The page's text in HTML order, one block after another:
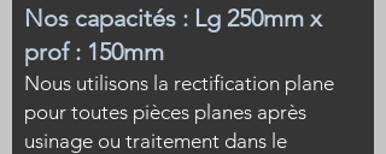
Nos capacités : Lg 250mm x
prof : 150mm
Nous utilisons la rectification plane
pour toutes pièces planes après
usinage ou traitement dans le